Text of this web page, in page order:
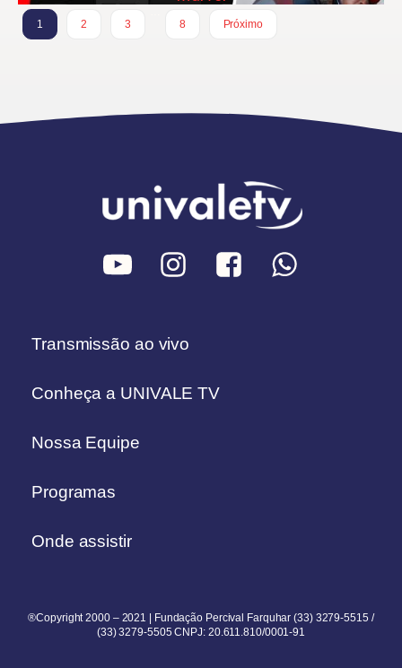
1 2 3
8
Próximo
Transmissão ao vivo
Conheça a UNIVALE TV
Nossa Equipe
Programas
Onde assistir
®Copyright 2000 – 2021 | Fundação Percival Farquhar (33) 3279-5515 /
(33) 3279-5505 CNPJ: 20.611.810/0001-91